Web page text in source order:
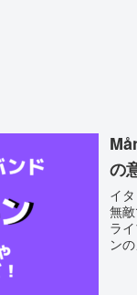
の
イ
無
ラ
ン